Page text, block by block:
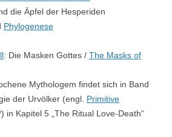
die Äpfel der Hesperiden
Phylogenese
: Die Masken Gottes / The Masks of
Mythologem findet sich in Band
der Urvölker (engl. Primitive
in Kapitel 5 „The Ritual Love-Death“